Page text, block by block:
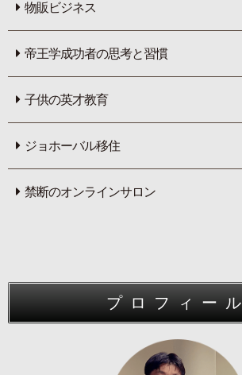
物販ビジネス
帝王学成功者の思考と習慣
子供の英才教育
ジョホーバル移住
禁断のオンラインサロン
プロフィール